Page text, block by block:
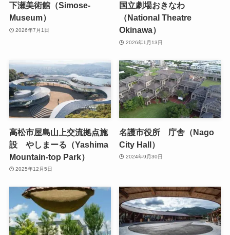
下瀬美術館（Simose-
Museum）
2026年7月1日
国立劇場おきなわ
（National Theatre
Okinawa）
2026年1月13日
高松市屋島山上交流拠点施
設 やしまーる（Yashima
Mountain-top Park）
2025年12月5日
名護市役所 庁舎（Nago
City Hall）
2024年9月30日